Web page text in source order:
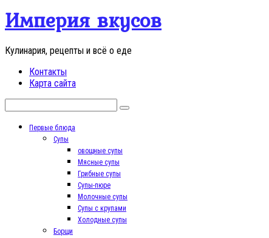
Перейти
контенту
Империя вкусов
Кулинария, рецепты и всё о еде
Контакты
Карта сайта
Первые блюда
Супы
овощные супы
Мясные супы
Грибные супы
Супы-пюре
Молочные супы
Супы с крупами
Холодные супы
Борщи